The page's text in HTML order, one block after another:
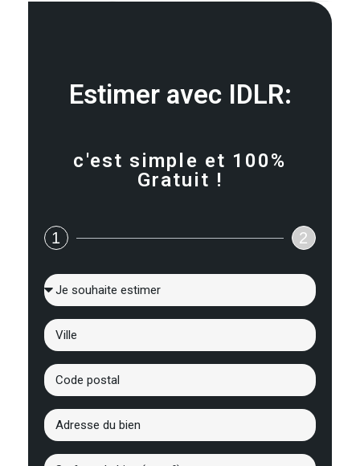
Estimer avec IDLR:
c'est simple et 100%
Gratuit !
1 2